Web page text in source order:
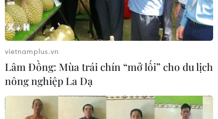
vietnamplus.vn
Lâm Đồng: Mùa trái chín “mở lối” cho du lịch
nông nghiệp La Dạ